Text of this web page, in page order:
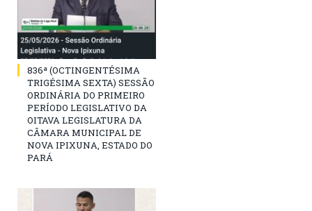
836ª (OCTINGENTÉSIMA
TRIGÉSIMA SEXTA) SESSÃO
ORDINÁRIA DO PRIMEIRO
PERÍODO LEGISLATIVO DA
OITAVA LEGISLATURA DA
CÂMARA MUNICIPAL DE
NOVA IPIXUNA, ESTADO DO
PARÁ